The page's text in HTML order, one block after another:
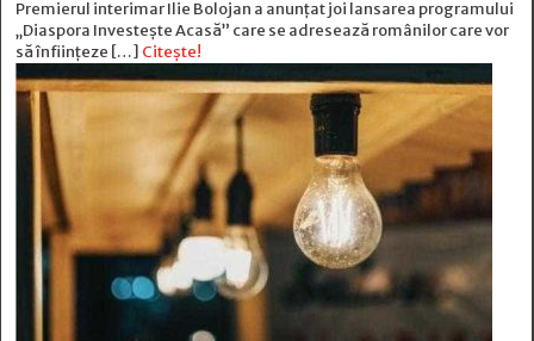
Premierul interimar Ilie Bolojan a anunțat joi lansarea programului
„Diaspora Investește Acasă” care se adresează românilor care vor
să înființeze […] Citește!